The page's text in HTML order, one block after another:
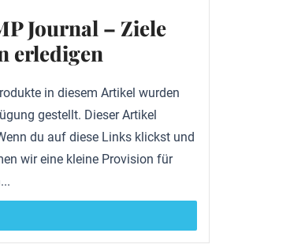
Journal – Ziele
erledigen
in diesem Artikel wurden
gestellt. Dieser Artikel
du auf diese Links klickst und
wir eine kleine Provision für